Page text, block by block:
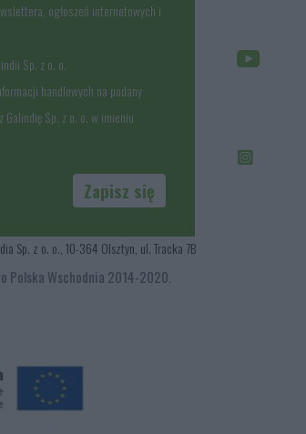
ogłoszeń internetowych i
Sp. z o. o.
handlowych na podany
Sp. z o. o. w imieniu
Zapisz się
Sp. z o. o., 10-364 Olsztyn, ul. Tracka 7B
Polska Wschodnia 2014-2020.